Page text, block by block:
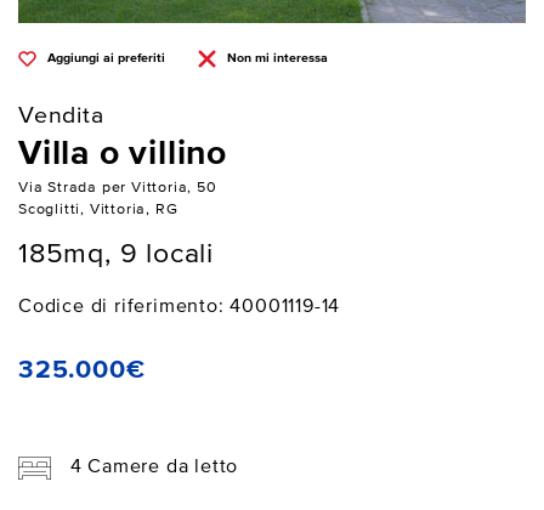
Aggiungi ai preferiti Non mi interessa
Vendita
Villa o villino
Via Strada per Vittoria, 50
Scoglitti, Vittoria, RG
185mq, 9 locali
Codice di riferimento: 40001119-14
325.000€
4 Camere da letto